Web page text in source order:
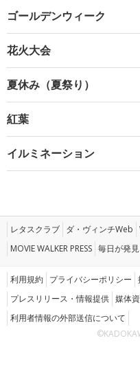
ゴールデンウィーク
花火大会
夏休み（夏祭り）
紅葉
イルミネーション
レタスクラブ ダ・ヴィンチWeb
MOVIE WALKER PRESS 毎日が発
利用規約 プライバシーポリシー
プレスリリース・情報提供 媒体
利用者情報の外部送信について